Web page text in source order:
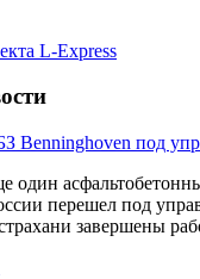
L-Express
Benninghoven под
один
перешел под
завершены